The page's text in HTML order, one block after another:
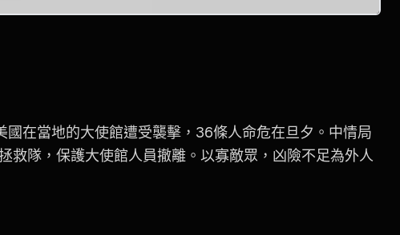
在當地的大使館遭受襲擊，36條人命危在旦夕。中情局
救隊，保護大使館人員撤離。以寡敵眾，凶險不足為外人